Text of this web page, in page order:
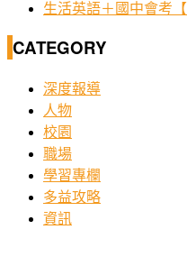
生活英語＋國中會考
CATEGORY
深度報導
人物
校園
職場
學習專欄
多益攻略
資訊